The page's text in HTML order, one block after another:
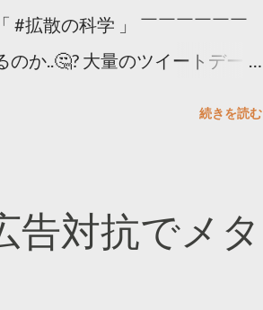
拡散の科学 」 ￣￣￣￣￣￣
か..🤔? 大量のツイートデータ
続きを読む
告対抗でメタ